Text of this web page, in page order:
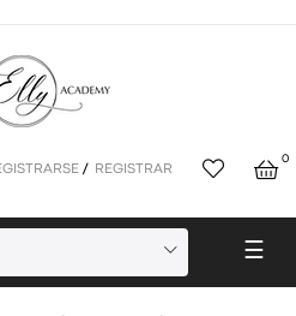
/ REGISTRAR
0
☰